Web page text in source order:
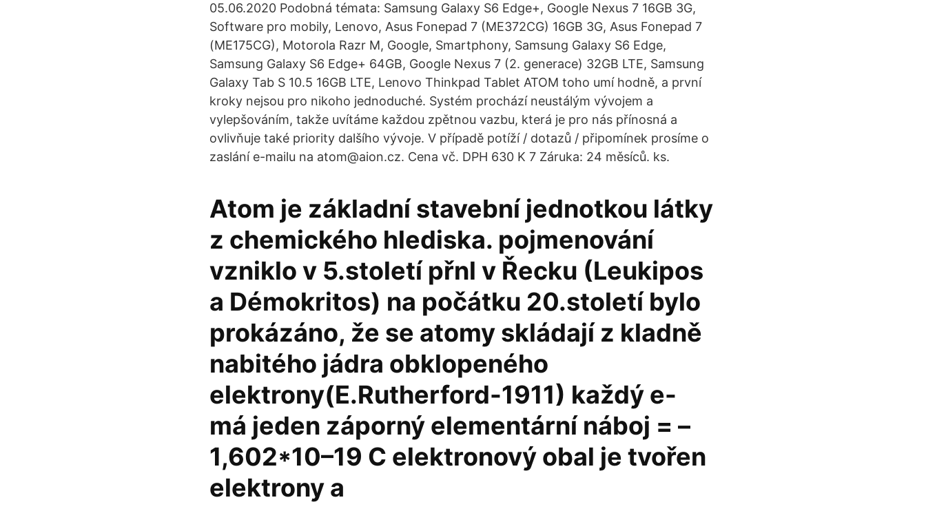
05.06.2020 Podobná témata: Samsung Galaxy S6 Edge+, Google Nexus 7 16GB 3G,
Software pro mobily, Lenovo, Asus Fonepad 7 (ME372CG) 16GB 3G, Asus Fonepad 7
(ME175CG), Motorola Razr M, Google, Smartphony, Samsung Galaxy S6 Edge,
Samsung Galaxy S6 Edge+ 64GB, Google Nexus 7 (2. generace) 32GB LTE, Samsung
Galaxy Tab S 10.5 16GB LTE, Lenovo Thinkpad Tablet ATOM toho umí hodně, a první
kroky nejsou pro nikoho jednoduché. Systém prochází neustálým vývojem a
vylepšováním, takže uvítáme každou zpětnou vazbu, která je pro nás přínosná a
ovlivňuje také priority dalšího vývoje. V případě potíží / dotazů / připomínek prosíme o
zaslání e-mailu na atom@aion.cz. Cena vč. DPH 630 K 7 Záruka: 24 měsíců. ks.
Atom je základní stavební jednotkou látky
z chemického hlediska. pojmenování
vzniklo v 5.století přnl v Řecku (Leukipos
a Démokritos) na počátku 20.století bylo
prokázáno, že se atomy skládají z kladně
nabitého jádra obklopeného
elektrony(E.Rut­herford-1911) každý e-
má jeden záporný elementární náboj = –
1,602*10–19 C elektronový obal je tvořen
elektrony a